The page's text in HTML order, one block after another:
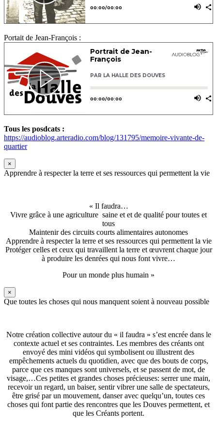
Portait de Jean-François :
Tous les posdcats :
https://audioblog.arteradio.com/blog/131795/memoire-vivante-de-
quartier
×
Apprendre à respecter la terre et ses ressources qui permettent la vie
« Il faudra…
Vivre grâce à une agriculture saine et et de qualité pour toutes et
tous
Maintenir des circuits courts alimentaires autonomes
Apprendre à respecter la terre et ses ressources qui permettent la vie
Protéger celles et ceux qui travaillent la terre et œuvrent chaque jour
à produire les denrées qui nous font vivre…
Pour un monde plus humain »
×
Que toutes les choses qui nous manquent soient à nouveau possible
Notre création collective autour du « il faudra » s’est encrée dans le
contexte actuel et ses contraintes. Les membres des créants ont
envoyé des mini vidéos qui symbolisent ou illustrent des
empêchements actuels du quotidien, avec que des bouts de corps,
parce que ces manques sont universels, et se passent de mot, de
visage,…Ces petites et grandes choses précieuses: serrer une main,
recevoir un regard, un baiser, sentir vibrer une salle de spectateurs,
être grisé par un mouvement, danser avec quelqu’un, toutes ces
choses qui font partie des rencontres que les Douves permettent, et
que les Créants portent.